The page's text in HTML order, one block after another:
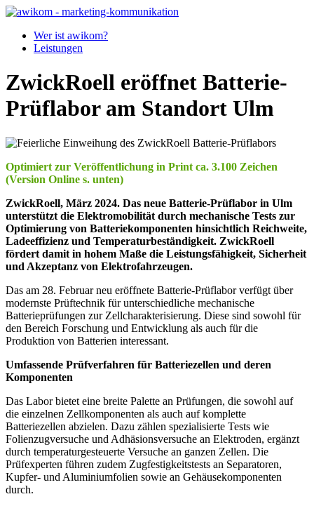
Wer ist awikom?
Leistungen
ZwickRoell eröffnet Batterie-
Prüflabor am Standort Ulm
Optimiert zur Veröffentlichung in Print ca. 3.100 Zeichen
(Version Online s. unten)
ZwickRoell, März 2024. Das neue Batterie-Prüflabor in Ulm
unterstützt die Elektro­mobilität durch mechanische Tests zur
Optimierung von Batteriekomponenten hinsichtlich Reichweite,
Ladeeffizienz und Temperaturbeständigkeit. ZwickRoell
fördert damit in hohem Maße die Leistungsfähigkeit, Sicherheit
und Akzeptanz von Elektrofahrzeugen.
Das am 28. Februar neu eröffnete Batterie-Prüflabor verfügt über
modernste Prüftechnik für unterschiedliche mechanische
Batterieprüfungen zur Zellcharakterisierung. Diese sind sowohl für
den Bereich Forschung und Entwicklung als auch für die
Produktion von Batterien interessant.
Umfassende Prüfverfahren für Batteriezellen und deren
Komponenten
Das Labor bietet eine breite Palette an Prüfungen, die sowohl auf
die einzelnen Zellkomponenten als auch auf komplette
Batteriezellen abzielen. Dazu zählen spezialisierte Tests wie
Folienzugversuche und Adhäsionsversuche an Elektroden, ergänzt
durch temperaturgesteuerte Versuche an ganzen Zellen. Die
Prüfexperten führen zudem Zugfestigkeitstests an Separatoren,
Kupfer- und Aluminiumfolien sowie an Gehäuse­komponenten
durch.